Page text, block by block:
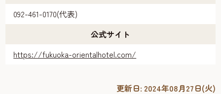
092-461-0170(代表)
公式サイト
https://fukuoka-orientalhotel.com/
更新日: 2024年08月27日(火)